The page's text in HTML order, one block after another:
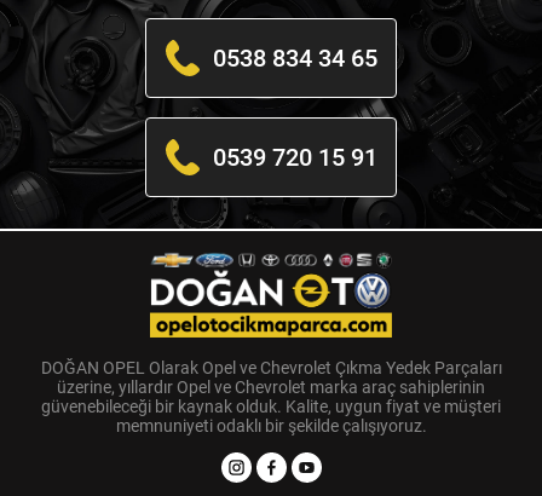
0538 834 34 65
0539 720 15 91
DOĞAN OPEL Olarak Opel ve Chevrolet Çıkma Yedek Parçaları
üzerine, yıllardır Opel ve Chevrolet marka araç sahiplerinin
güvenebileceği bir kaynak olduk. Kalite, uygun fiyat ve müşteri
memnuniyeti odaklı bir şekilde çalışıyoruz.